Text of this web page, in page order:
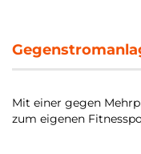
Mit einer gegen
zum eigenen